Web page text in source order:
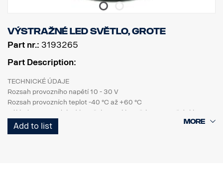
Výstražné LED světlo, Grote
Part nr.: 3193265
Part Description:
TECHNICKÉ ÚDAJE
Rozsah provozního napětí 10 - 30 V
Rozsah provozních teplot -40 °C až +60 °C
Základna PC, ozdobný kroužek PC, sklo světla PC, vnitřní sklo
světla PC
Rozsah provozních teplot -40 °C až +60 °C
Add to list